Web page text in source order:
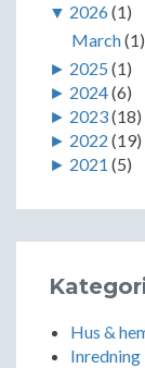
▼ 2026(1)
March(1)
► 2025 (1)
► 2024(6)
► 2023(18)
► 2022 (19)
► 2021 (5)
Hus &
Inredning